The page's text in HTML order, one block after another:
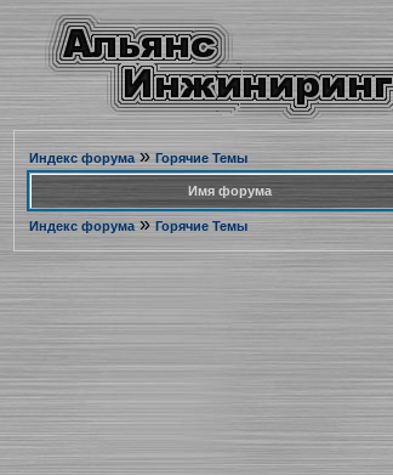
Индекс форума» Горячие Темы
Имя форума
Индекс форума» Горячие Темы